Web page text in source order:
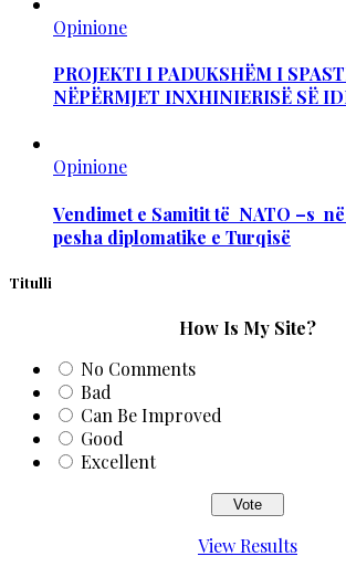
Opinione
PROJEKTI I PADUKSHËM I
NËPËRMJET INXHINIERISË SË
Opinione
Vendimet e Samitit të NATO –s
pesha diplomatike e Turqisë
Titulli
How Is My Site?
No Comments
Bad
Can Be Improved
Good
Excellent
View Results